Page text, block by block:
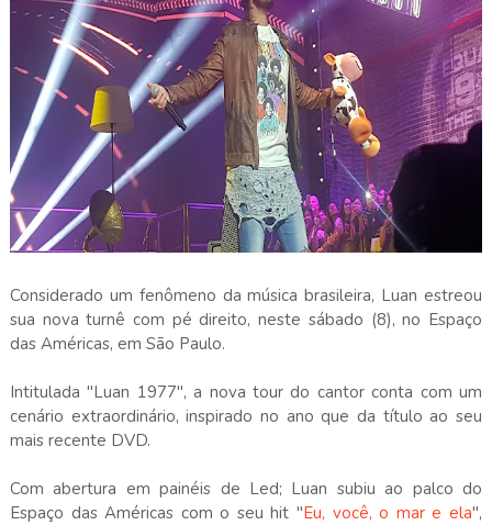
Considerado um fenômeno da música brasileira, Luan estreou
sua nova turnê com pé direito, neste sábado (8), no Espaço
das Américas, em São Paulo.
Intitulada "Luan 1977", a nova tour do cantor conta com um
cenário extraordinário, inspirado no ano que da título ao seu
mais recente DVD.
Com abertura em painéis de Led; Luan subiu ao palco do
Espaço das Américas com o seu hit "Eu, você, o mar e ela",